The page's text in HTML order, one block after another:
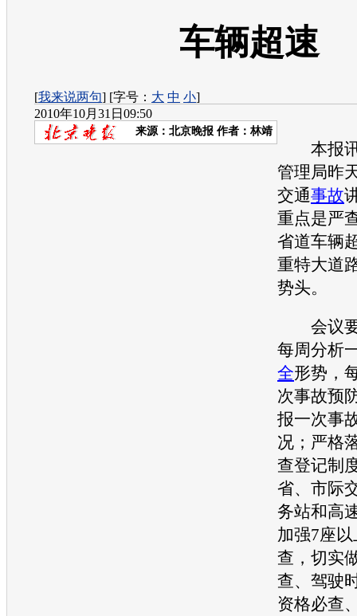
车辆超速
[我来说两句] [字号： 大 中 小]
2010年10月31日09:50
来源： 北京晚报 作者：林靖
本报讯
管理局昨
交通事故
重点是严
省道车辆
重特大道
势头。
会议要
每周分析
全形势，
次事故预
报一次事
况；严格
查登记制
省、市际
务站和高
加强7座
查，切实
查、驾驶
资格必查